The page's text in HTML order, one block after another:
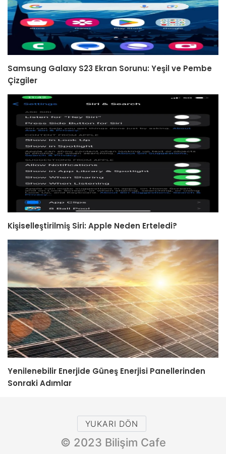
Samsung Galaxy S23 Ekran Sorunu: Yeşil ve Pembe
Çizgiler
Kişiselleştirilmiş Siri: Apple Neden Erteledi?
Yenilenebilir Enerjide Güneş Enerjisi Panellerinden
Sonraki Adımlar
YUKARI DÖN
© 2023 Bilişim Cafe